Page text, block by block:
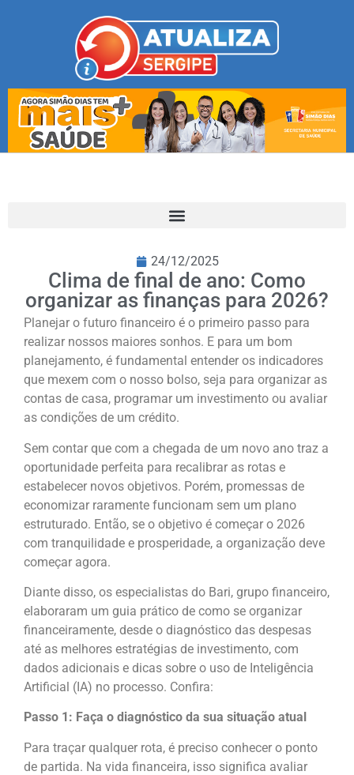
24/12/2025
Clima de final de ano: Como
organizar as finanças para 2026?
Planejar o futuro financeiro é o primeiro passo para
realizar nossos maiores sonhos. E para um bom
planejamento, é fundamental entender os indicadores
que mexem com o nosso bolso, seja para organizar as
contas de casa, programar um investimento ou avaliar
as condições de um crédito.
Sem contar que com a chegada de um novo ano traz a
oportunidade perfeita para recalibrar as rotas e
estabelecer novos objetivos. Porém, promessas de
economizar raramente funcionam sem um plano
estruturado. Então, se o objetivo é começar o 2026
com tranquilidade e prosperidade, a organização deve
começar agora.
Diante disso, os especialistas do Bari, grupo financeiro,
elaboraram um guia prático de como se organizar
financeiramente, desde o diagnóstico das despesas
até as melhores estratégias de investimento, com
dados adicionais e dicas sobre o uso de Inteligência
Artificial (IA) no processo. Confira:
Passo 1: Faça o diagnóstico da sua situação atual
Para traçar qualquer rota, é preciso conhecer o ponto
de partida. Na vida financeira, isso significa avaliar